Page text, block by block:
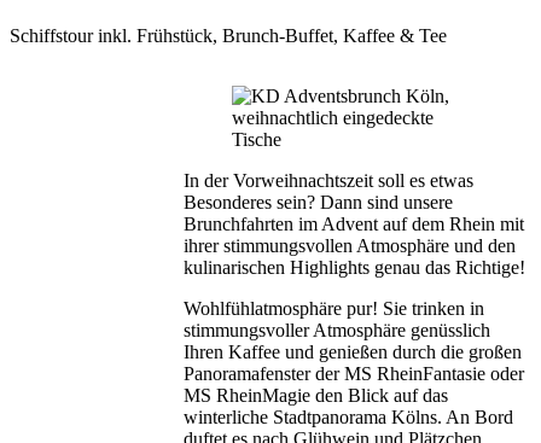
Schiffstour inkl. Frühstück, Brunch-Buffet, Kaffee & Tee
In der Vorweihnachtszeit soll es etwas
Besonderes sein? Dann sind unsere
Brunchfahrten im Advent auf dem Rhein mit
ihrer stimmungsvollen Atmosphäre und den
kulinarischen Highlights genau das Richtige!
Wohlfühlatmosphäre pur! Sie trinken in
stimmungsvoller Atmosphäre genüsslich
Ihren Kaffee und genießen durch die großen
Panoramafenster der MS RheinFantasie oder
MS RheinMagie den Blick auf das
winterliche Stadtpanorama Kölns. An Bord
duftet es nach Glühwein und Plätzchen,